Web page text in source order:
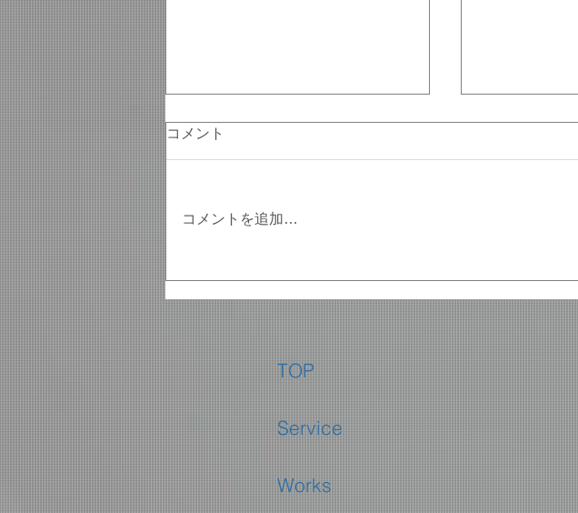
代表4人以外1387人はオンラ
原レジェン
コメント
コメントを追加…
TOP
Service
Works